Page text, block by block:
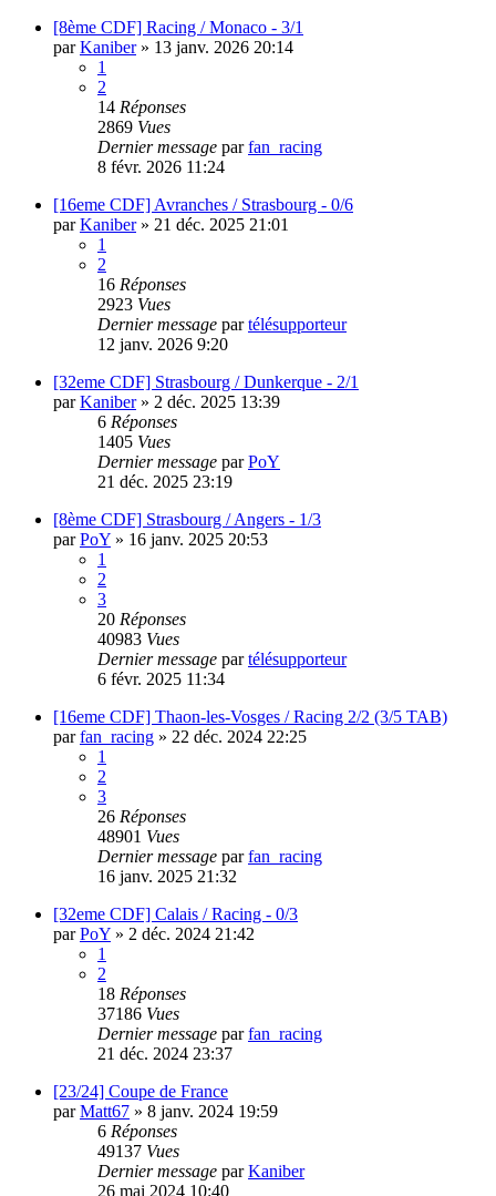
[8ème CDF] Racing / Monaco - 3/1
parKaniber» 13 janv. 2026 20:14
1
2
14 Réponses
2869 Vues
Dernier message parfan_racing
8 févr. 2026 11:24
[16eme CDF] Avranches / Strasbourg - 0/6
parKaniber» 21 déc. 2025 21:01
1
2
16 Réponses
2923 Vues
Dernier message partélésupporteur
12 janv. 2026 9:20
[32eme CDF] Strasbourg / Dunkerque - 2/1
parKaniber» 2 déc. 2025 13:39
6 Réponses
1405 Vues
Dernier message parPoY
21 déc. 2025 23:19
[8ème CDF] Strasbourg / Angers - 1/3
parPoY » 16 janv. 2025 20:53
1
2
3
20 Réponses
40983 Vues
Dernier message partélésupporteur
6 févr. 2025 11:34
[16eme CDF] Thaon-les-Vosges / Racing 2/2 (3/5 TAB)
parfan_racing » 22 déc. 2024 22:25
1
2
3
26 Réponses
48901 Vues
Dernier message parfan_racing
16 janv. 2025 21:32
[32eme CDF] Calais / Racing - 0/3
parPoY » 2 déc. 2024 21:42
1
2
18 Réponses
37186 Vues
Dernier message parfan_racing
21 déc. 2024 23:37
[23/24] Coupe de France
parMatt67 » 8 janv. 2024 19:59
6 Réponses
49137 Vues
Dernier message parKaniber
26 mai 2024 10:40